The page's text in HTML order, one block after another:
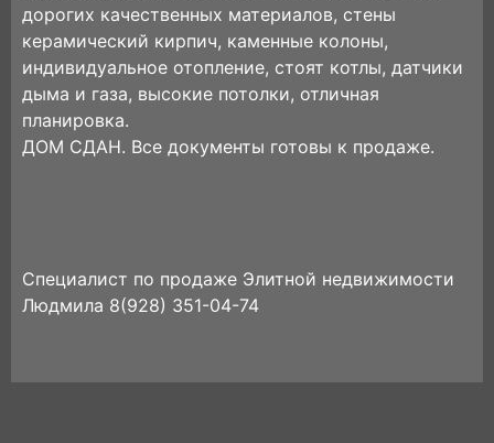
дорогих качественных материалов, стены
керамический кирпич, каменные колоны,
индивидуальное отопление, стоят котлы, датчики
дыма и газа, высокие потолки, отличная
планировка.
ДОМ СДАН. Все документы готовы к продаже.
Специалист по продаже Элитной недвижимости
Людмила 8(928) 351-04-74